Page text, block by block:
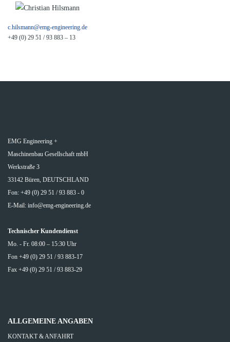
c.hilsmann@emg-engineering.de
+49 (0) 29 51 / 93 883 – 13
EMG Engineering +
Maschinenbau Gesellschaft mbH
Werkstraße 3
33142 Büren, DEUTSCHLAND
Fon: +49 (0) 29 51 / 93 883 - 0
E-Mail: info@emg-engineering.de
Technischer Kundendienst
Mo. - Fr. 08:00 – 15:30 Uhr
Fon +49 (0) 29 51 / 93 883-17
Fax +49 (0) 29 51 / 93 883-29
ALLGEMEINE ANGABEN
KONTAKT & ANFAHRT